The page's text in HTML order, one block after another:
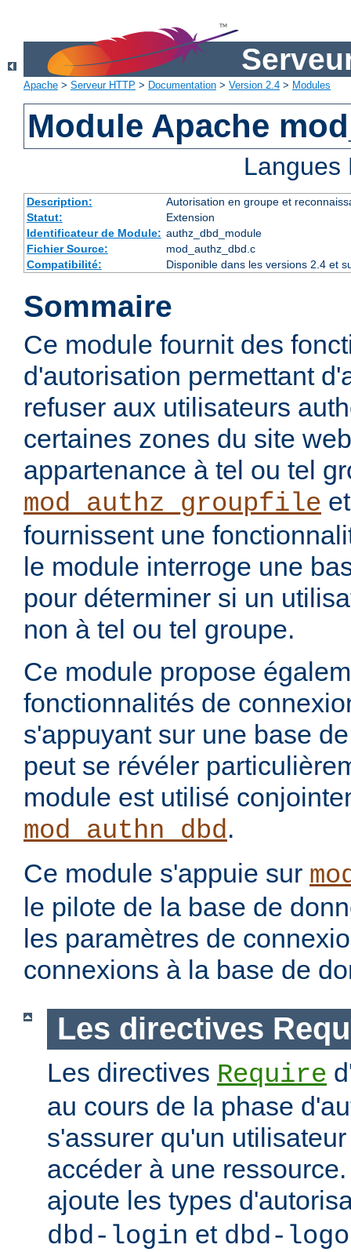
Apache > Serveur HTTP > Documentation > Version 2.4 > Modules
Module Apache
Description:
Autorisation en groupe et
Statut:
Extension
Identificateur de Module: authz_dbd_module
Fichier Source:
mod_authz_dbd.c
Compatibilité:
Disponible dans les versions 2.4 et
Sommaire
Ce module fournit des
d'autorisation permettant
refuser aux utilisateurs
certaines zones du site
appartenance à tel ou tel
mod_authz_groupfile
fournissent une
le module interroge une
pour déterminer si un
non à tel ou tel groupe.
Ce module propose
fonctionnalités de
s'appuyant sur une base
peut se révéler
module est utilisé
mod_authn_dbd.
Ce module s'appuie sur
le pilote de la base de
les paramètres de
connexions à la base de
Les directives
Les directives Require
au cours de la phase
s'assurer qu'un
accéder à une
ajoute les types
dbd-login et dbd-